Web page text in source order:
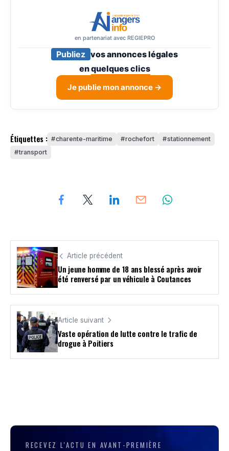
en partenariat avec REGIEPRO
Publiez vos annonces légales
enquelques clics
Je publie mon annonce →
Étiquettes : charente-maritime rochefort
stationnement
transport
Article précédent
Un jeune homme de 18 ans blessé après avoir
été renversé par un véhicule à Coutances
Article suivant
Vaste opération de lutte contre le trafic de
drogue à Poitiers
RECEVEZ L'ACTU EN AVANT-PREMIÈRE